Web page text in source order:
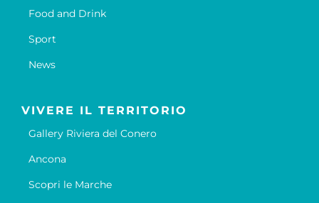
Food and Drink
Sport
News
VIVERE IL TERRITORIO
Gallery Riviera del Conero
Ancona
Scopri le Marche